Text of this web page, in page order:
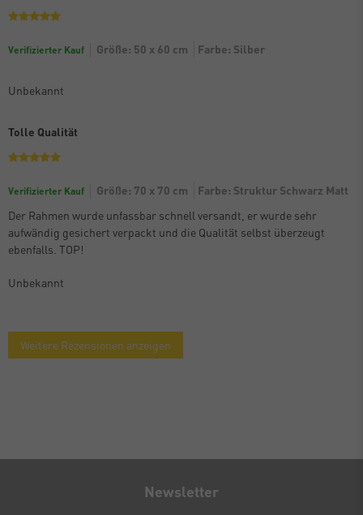
Verifizierter Kauf Größe: 50 x 60 cm Farbe: Silber
Unbekannt
Tolle Qualität
Verifizierter Kauf Größe: 70 x 70 cm
Farbe: Struktur Schwarz Matt
Der Rahmen wurde unfassbar schnell versandt, er wurde sehr
aufwändig gesichert verpackt und die Qualität selbst überzeugt
ebenfalls. TOP!
Unbekannt
Weitere Rezensionen anzeigen
Newsletter